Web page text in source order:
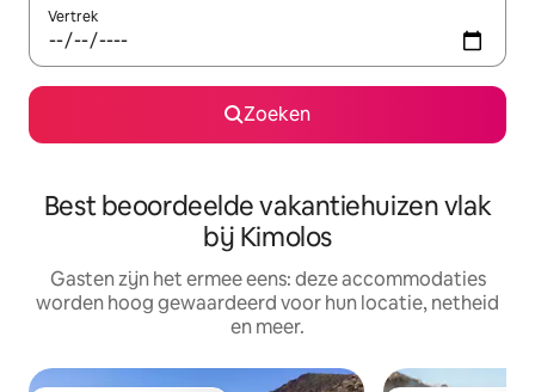
Vertrek
Zoeken
Best beoordeelde vakantiehuizen vlak
bij Kimolos
Gasten zijn het ermee eens: deze accommodaties
worden hoog gewaardeerd voor hun locatie, netheid
en meer.